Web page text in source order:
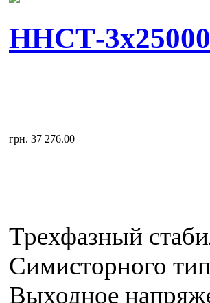
ННСТ-3x25000
грн. 37 276.00
Трехфазный
Симисторного
Выходное